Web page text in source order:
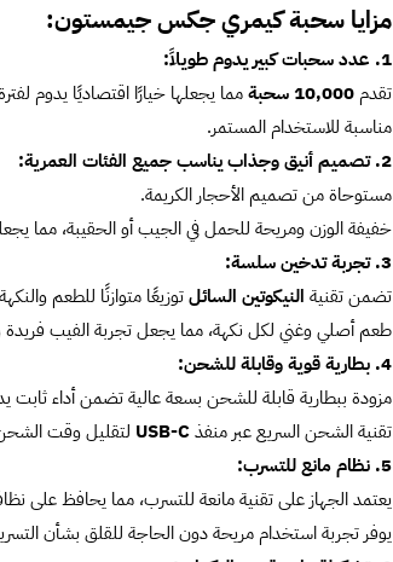
مزايا سحبة كيمري جكس جيمستون:
1. عدد سحبات كبير يدوم طويلاً:
تقدم10,000 سحبة
مما يجعلها خيارًا اقتصاديًا يدوم
مناسبة للاستخدام المستمر.
2. تصميم أنيق وجذاب يناسب جميع الفئات العمرية:
مستوحاة من تصميم الأحجار الكريمة.
خفيفة الوزن ومريحة للحمل في الجيب أو الحقيبة، مما
3. تجربة تدخين سلسة:
تضمن تقنية النيكوتين السائلتوزيعًا متوازنًا للطعم
طعم أصلي وغني لكل نكهة، مما يجعل تجربة الفيب فريدة
4. بطارية قوية وقابلة للشحن:
مزودة ببطارية قابلة للشحن بسعة عالية تضمن أداء ثابت
تقنية الشحن السريع عبر منفذUSB-C لتقليل وقت الشحن
5. نظام مانع للتسرب:
يعتمد الجهاز على تقنية مانعة للتسرب، مما يحافظ على
يوفر تجربة استخدام مريحة دون الحاجة للقلق بشأن